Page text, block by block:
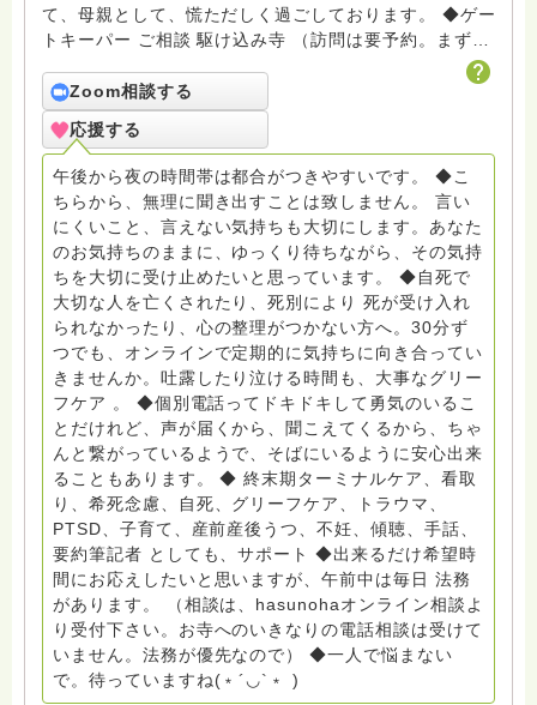
て、母親として、慌ただしく過ごしております。 ◆ゲー
トキーパー ご相談 駆け込み寺 （訪問は要予約。まずは
ターミナルケア、看取り、グリーフケア、希死念慮、自
死、産前産後うつ、育児、DV、デートDV、トラウマ、
PTSD、傾聴トレーナー、手話、要約筆記、行政相談
員、女性支援員、小学校 中学校支援員としても、ケア
サポートをしています。 ◆一般社団法人『グリーフケア
ともしび』理事長 【ともしび遺族会】運営 毎月 第１
金・昼夜2回開催（大阪駅前第3ビル） 14：00〜，18：
00〜 お問い合わせ申込⬇️こちらから
griefcare.tomoshibi@icloud.com ＊この活動は皆さま
のご支援により支えられております。ご協力をよろしく
お願いします。 ゆうちょ銀行 口座番号 普通408-
6452769 一般社団法人グリーフケアともしび ◆『ビハ
ーラサロン おしゃべりカフェひだまり』 ビハーラ和歌
山代表 居場所運営 問い合わせ申込⬇️こちらから
griefcare.tomoshibi@icloud.com ◆GEはしもとサピュ
イエ 所属 （Gender Equity 誰もが自分らしく生きるこ
とができる社会をめざして）DV・女性支援 ◆認定NPO
京都自死自殺相談センターSotto 元グリーフサポート委
員長（2018〜2024） ◆保育士.幼稚園教諭.小学校教諭.
レクリエーションインストラクター.中学校DV授業 10年
間 保育 教育の現場で 総主任として勤めた経験も生かし
つつ、お話できることがあれば 幸いです。 いつも あな
たとともに。南無阿弥陀仏 ここでは、宗旨を問いませ
ん。 まずは、ひとりで抱え込まないで。 来寺お問い合
わせは⬇️こちらから miehimeyo@gmail.com ※時間を割
Zoom相談する
応援する
午後から夜の時間帯は都合がつきやすいです。 ◆こ
ちらから、無理に聞き出すことは致しません。 言い
にくいこと、言えない気持ちも大切にします。あなた
のお気持ちのままに、ゆっくり待ちながら、その気持
ちを大切に受け止めたいと思っています。 ◆自死で
大切な人を亡くされたり、死別により 死が受け入れ
られなかったり、心の整理がつかない方へ。30分ず
つでも、オンラインで定期的に気持ちに向き合ってい
きませんか。吐露したり泣ける時間も、大事なグリー
フケア 。 ◆個別電話ってドキドキして勇気のいるこ
とだけれど、声が届くから、聞こえてくるから、ちゃ
んと繋がっているようで、そばにいるように安心出来
ることもあります。 ◆ 終末期ターミナルケア、看取
り、希死念慮、自死、グリーフケア、トラウマ、
PTSD、子育て、産前産後うつ、不妊、傾聴、手話、
要約筆記者 としても、サポート ◆出来るだけ希望時
間にお応えしたいと思いますが、午前中は毎日 法務
があります。 （相談は、hasunohaオンライン相談よ
り受付下さい。お寺へのいきなりの電話相談は受けて
いません。法務が優先なので） ◆一人で悩まない
で。待っていますね(﹡´◡`﹡ )